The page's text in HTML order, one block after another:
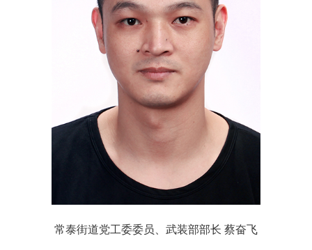
常泰街道党工委委员、武装部部长 蔡奋飞